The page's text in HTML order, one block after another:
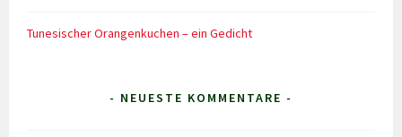
Tunesischer Orangenkuchen – ein Gedicht
- NEUESTE KOMMENTARE -